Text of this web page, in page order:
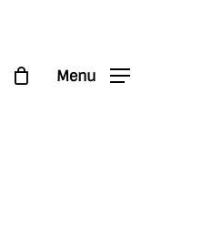
Menu